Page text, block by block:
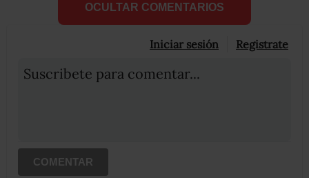
OCULTAR COMENTARIOS
Iniciar sesión Registrate
Suscribete para comentar...
COMENTAR